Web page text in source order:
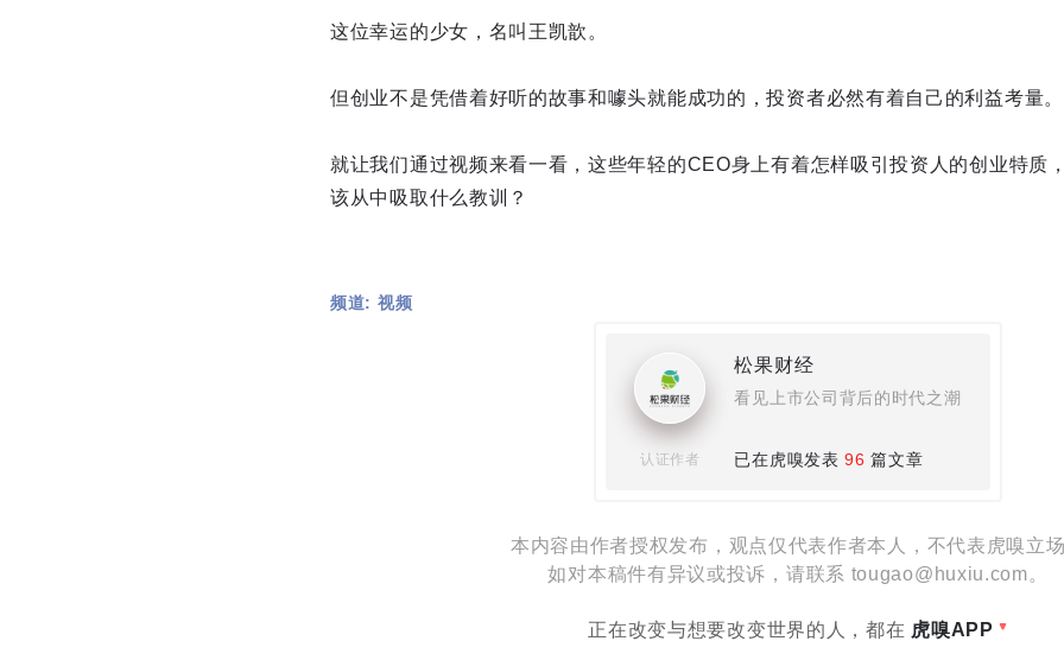
这位幸运的少女，名叫王凯歆。
但创业不是凭借着好听的故事和噱头就能成功的，投资者必然有着自己的利益考量。
就让我们通过视频来看一看，这些年轻的CEO身上有着怎样吸引投资人的创业特质
该从中吸取什么教训？
频道: 视频
松果财经
看见上市公司背后的时代之潮
认证作者 已在虎嗅发表96 篇文章
本内容由作者授权发布，观点仅代表作者本人，不代表虎嗅立
如对本稿件有异议或投诉，请联系 tougao@huxiu.com。
正在改变与想要改变世界的人，都在 虎嗅APP